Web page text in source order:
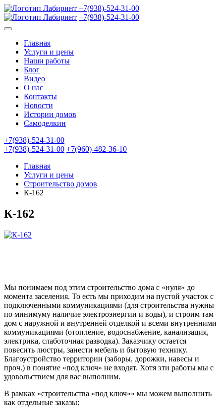
+7(938)-524-31-00
+7(938)-524-31-00
Главная
Услуги и цены
Наши работы
Блог
Видео
О нас
Контакты
Новости
Истории домов
Самоделкин
+7(938)-524-31-00
+7(938)-524-31-00 +7(960)-482-36-10
Главная
Услуги и цены
Строительство домов
К-162
К-162
Мы понимаем под этим строительство дома с «нуля» до
момента заселения. То есть мы приходим на пустой участок с
подключенными коммуникациями (для строительства нужны
по минимуму наличие электроэнергии и воды), и строим там
дом с наружной и внутренней отделкой и всеми внутренними
коммуникациями (отопление, водоснабжение, канализация,
электрика, слаботочная разводка). Заказчику остается
повесить люстры, занести мебель и бытовую технику.
Благоустройство территории (заборы, дорожки, навесы и
проч.) в понятие «под ключ» не входят. Хотя эти работы мы с
удовольствием для вас выполним.
В рамках «строительства «под ключ»» мы можем выполнить
как отдельные заказы: